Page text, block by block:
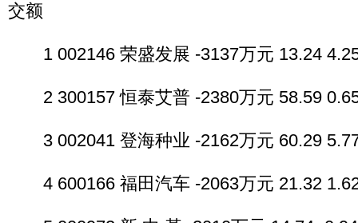
交额
1 002146 荣盛发展 -3137万元 13.24
2 300157 恒泰艾普 -2380万元 58.59
3 002041 登海种业 -2162万元 60.29
4 600166 福田汽车 -2063万元 21.32